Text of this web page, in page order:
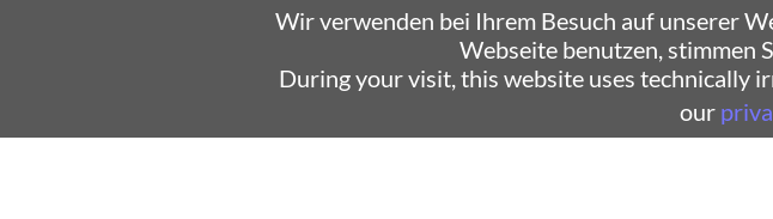
Wir verwenden bei Ihrem Besuch auf unserer
Webseite benutzen, stimmen
During your visit, this website uses technically
our